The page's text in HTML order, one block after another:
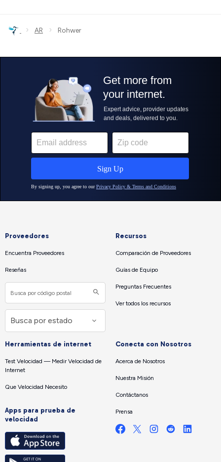
› AR › Rohwer
Proveedores
Encuentra Proveedores
Reseñas
Recursos
Comparación de Proveedores
Guías de Equipo
Preguntas Frecuentes
Ver todos los recursos
Herramientas de internet
Test Velocidad — Medir Velocidad de
Internet
Que Velocidad Necesito
Apps para prueba de
velocidad
Conecta con Nosotros
Acerca de Nosotros
Nuestra Misión
Contáctanos
Prensa